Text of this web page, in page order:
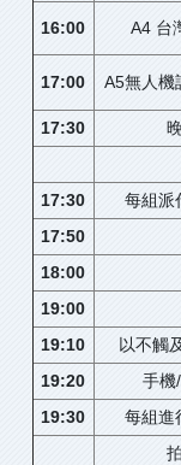
16:00 A4 台
17:00 A5無人機
17:30
17:30
每組派
17:50
18:00
19:00
19:10
以不觸
19:20
手機
19:30
每組進